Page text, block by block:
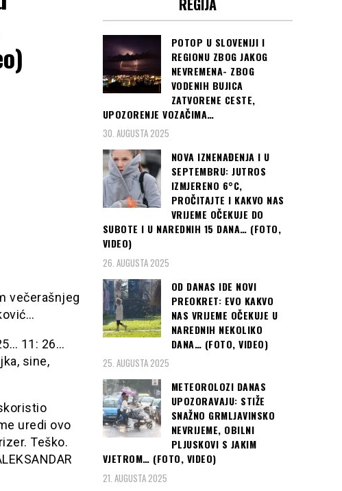
večerašnjeg
11: 26…
sine,
uredi ovo
Teško.
POTOP U SLOVENIJI I
REGIONU ZBOG JAKOG
NEVREMENA- ZBOG
VODENIH BUJICA
ZATVORENE CESTE,
UPOZORENJE VOZAČIMA…
30. AUGUSTA 2025
NOVA IZNENAĐENJA I U
SEPTEMBRU: JUTROS
IZMJERENO 6°C,
PROČITAJTE I KAKVO NAS
VRIJEME OČEKUJE DO
SUBOTE I U NAREDNIH 15 DANA… (FOTO,
VIDEO)
26. AUGUSTA 2025
OD DANAS IDE NOVI
PREOKRET: EVO KAKVO
NAS VRIJEME OČEKUJE U
NAREDNIH NEKOLIKO
DANA… (FOTO, VIDEO)
25. AUGUSTA 2025
METEOROLOZI DANAS
UPOZORAVAJU: STIŽE
SNAŽNO GRMLJAVINSKO
NEVRIJEME, OBILNI
PLJUSKOVI S JAKIM
VJETROM… (FOTO, VIDEO)
21. AUGUSTA 2025